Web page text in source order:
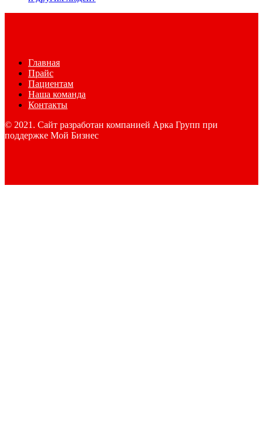
Главная
Прайс
Пациентам
Наша команда
Контакты
© 2021. Сайт разработан компанией Арка Групп при
поддержке Мой Бизнес